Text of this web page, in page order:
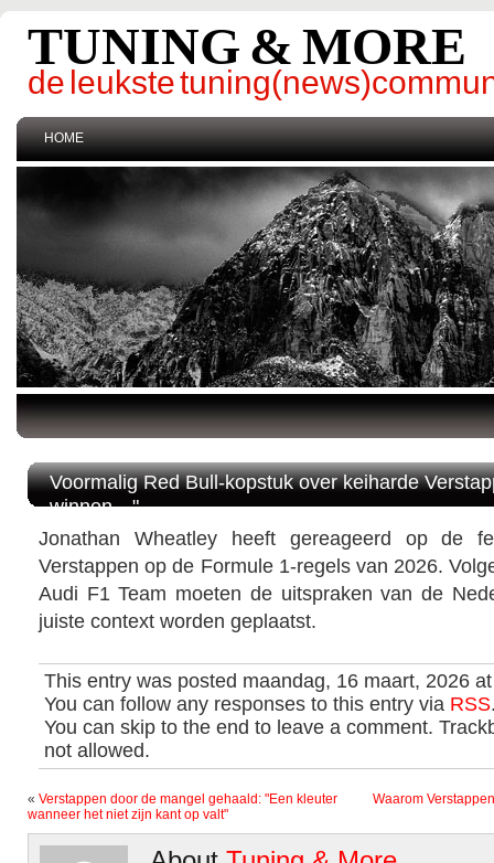
TUNING & MORE
de leukste
HOME
Voormalig Red Bull-kopstuk over keiharde
winnen…"
Jonathan Wheatley heeft gereageerd op de
Verstappen op de Formule 1-regels van 2026.
Audi F1 Team moeten de uitspraken van de
juiste context worden geplaatst.
This entry was posted maandag, 16 maart, 2026
You can follow any responses to this entry via RSS
You can skip to the end to leave a comment.
not allowed.
« Verstappen door de mangel gehaald: "Een kleuter
wanneer het niet zijn kant op valt"
Waarom